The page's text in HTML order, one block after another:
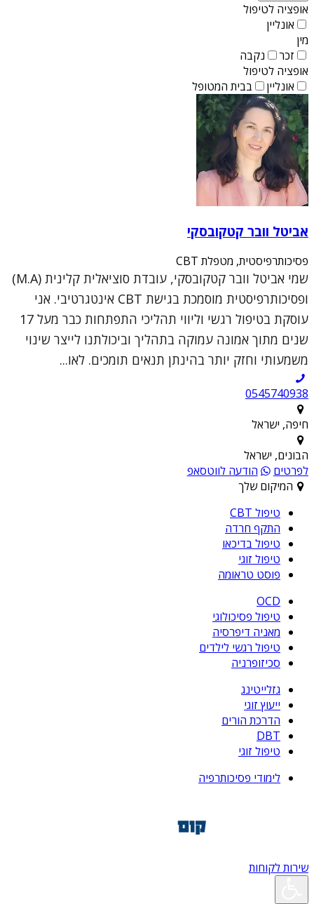
אופציה לטיפול
אונליין
מין
זכר
נקבה
אופציה לטיפול
אונליין
בבית המטופל
אביטל וובר קטקובסקי
פסיכותרפיסטית, מטפלת CBT
שמי אביטל וובר קטקובסקי, עובדת סוציאלית קלינית (M.A)
ופסיכותרפיסטית מוסמכת בגישת CBT אינטגרטיבי. אני
עוסקת בטיפול רגשי וליווי תהליכי התפתחות כבר מעל 17
שנים מתוך אמונה עמוקה בתהליך וביכולתנו לייצר שינוי
משמעותי וחזק יותר בהינתן תנאים תומכים. לאו...
0545740938
חיפה, ישראל
הבונים, ישראל
לפרטים
הודעה לווטסאפ
המיקום שלך
טיפול CBT
התקף חרדה
טיפול בדיכאו
טיפול זוגי
פוסט טראומה
OCD
טיפול פסיכולוגי
מאניה דיפרסיה
טיפול רגשי לילדים
סכיזופרניה
גזלייטינג
ייעוץ זוגי
הדרכת הורים
DBT
טיפול זוגי
לימודי פסיכותרפיה
שירות לקוחות